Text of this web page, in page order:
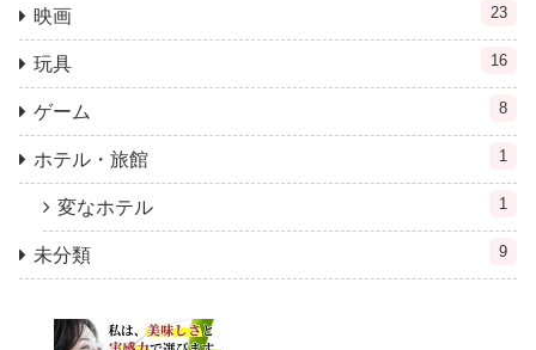
映画 23
玩具 16
ゲーム 8
ホテル・旅館 1
変なホテル 1
未分類 9